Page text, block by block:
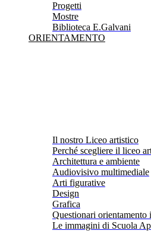
Progetti
Mostre
Biblioteca E.Galvani
ORIENTAMENTO
Il nostro Liceo artistico
Perché scegliere il liceo
Architettura e ambiente
Audiovisivo multimediale
Arti figurative
Design
Grafica
Questionari orientamento
Le immagini di Scuola